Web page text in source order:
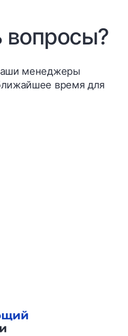
вопросы?
менеджеры
время для